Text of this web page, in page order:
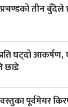
तीन बुँदेले
घट्दो
छाडे
पूर्वमेयर